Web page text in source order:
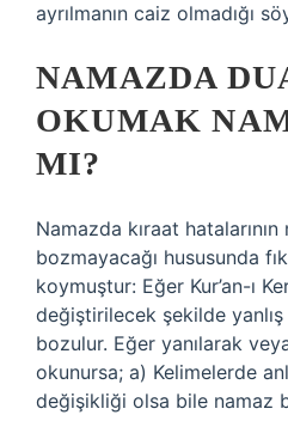
ayrılmanın caiz olmadığı
NAMAZDA
OKUMAK
MI?
Namazda kıraat
bozmayacağı hususunda
koymuştur: Eğer Kur’an-ı
değiştirilecek şekilde
bozulur. Eğer yanılarak
okunursa; a) Kelimelerde
değişikliği olsa bile namaz